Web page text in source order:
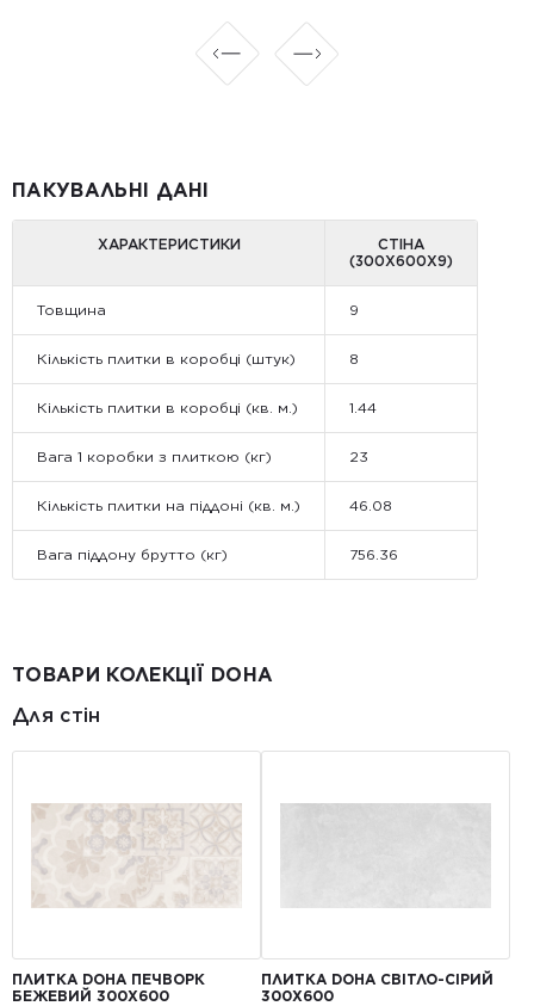
ПАКУВАЛЬНІ ДАНІ
ХАРАКТЕРИСТИКИ
СТІНА
(300Х600Х9)
Товщина 9
Кількість плитки в коробці (штук) 8
Кількість плитки в коробці (кв. м.) 1.44
Вага 1 коробки з плиткою (кг) 23
Кількість плитки на піддоні (кв. м.) 46.08
Вага піддону брутто (кг) 756.36
ТОВАРИ КОЛЕКЦІЇ DOHA
Для стін
ПЛИТКА DOHA ПЕЧВОРК
БЕЖЕВИЙ 300Х600
ПЛИТКА DOHA СВІТЛО-СІРИЙ
300Х600